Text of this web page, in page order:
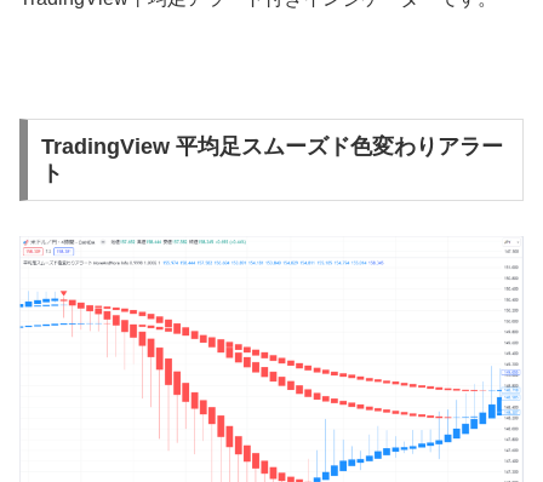
TradingView 平均足スムーズド色変わりアラー
ト